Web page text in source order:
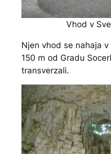
Vhod v
Njen vhod se nahaja
150 m od Gradu
transverzali.